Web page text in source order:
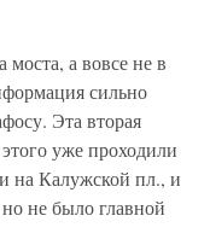
а вовсе не в
сильно
Эта вторая
уже проходили
на Калужской пл., и
не было главной